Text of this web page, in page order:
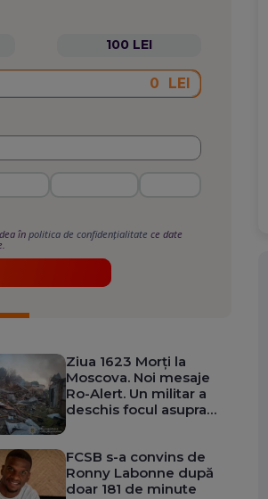
100 LEI
LEI
înpolitica de confidențialitate ce date
Ziua 1623 Morți la
Moscova. Noi mesaje
Ro-Alert. Un militar a
deschis focul asupra
care dormeau în front,
luați prizonieri (Video)
FCSB s-a convins de
Ronny Labonne după
doar 181 de minute